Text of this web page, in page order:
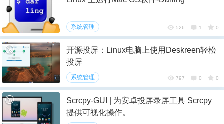
系统管理 526 1 0
开源投屏：Linux电脑上使用Deskreen轻松
投屏
系统管理 797 0 0
Scrcpy-GUI | 为安卓投屏录屏工具 Scrcpy
提供可视化操作。